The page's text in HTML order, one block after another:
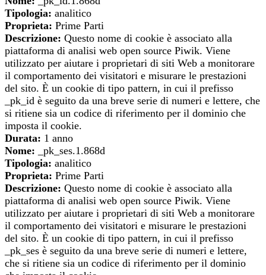
Tipologia: analitico
Proprieta: Prime Parti
Descrizione: Questo nome di cookie è associato alla
piattaforma di analisi web open source Piwik. Viene
utilizzato per aiutare i proprietari di siti Web a monitorare
il comportamento dei visitatori e misurare le prestazioni
del sito. È un cookie di tipo pattern, in cui il prefisso
_pk_id è seguito da una breve serie di numeri e lettere, che
si ritiene sia un codice di riferimento per il dominio che
imposta il cookie.
Durata: 1 anno
Nome: _pk_ses.1.868d
Tipologia: analitico
Proprieta: Prime Parti
Descrizione: Questo nome di cookie è associato alla
piattaforma di analisi web open source Piwik. Viene
utilizzato per aiutare i proprietari di siti Web a monitorare
il comportamento dei visitatori e misurare le prestazioni
del sito. È un cookie di tipo pattern, in cui il prefisso
_pk_ses è seguito da una breve serie di numeri e lettere,
che si ritiene sia un codice di riferimento per il dominio